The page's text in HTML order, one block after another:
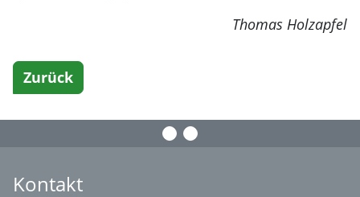
Thomas Holzapfel
Zurück
Kontakt